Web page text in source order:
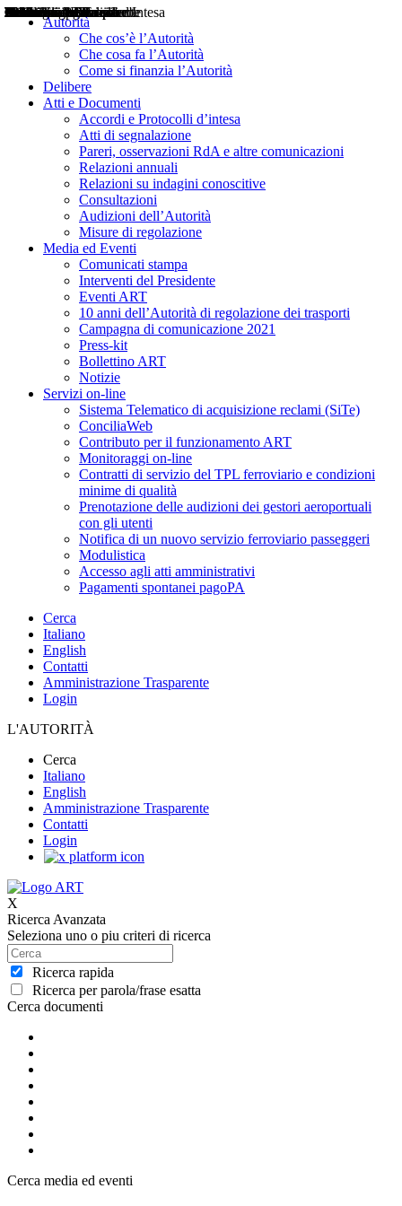
Autorità
Che cos’è l’Autorità
Che cosa fa l’Autorità
Come si finanzia l’Autorità
Delibere
Atti e Documenti
Accordi e Protocolli d’intesa
Atti di segnalazione
Pareri, osservazioni RdA e altre comunicazioni
Relazioni annuali
Relazioni su indagini conoscitive
Consultazioni
Audizioni dell’Autorità
Misure di regolazione
Media ed Eventi
Comunicati stampa
Interventi del Presidente
Eventi ART
10 anni dell’Autorità di regolazione dei trasporti
Campagna di comunicazione 2021
Press-kit
Bollettino ART
Notizie
Servizi on-line
Sistema Telematico di acquisizione reclami (SiTe)
ConciliaWeb
Contributo per il funzionamento ART
Monitoraggi on-line
Contratti di servizio del TPL ferroviario e condizioni
minime di qualità
Prenotazione delle audizioni dei gestori aeroportuali
con gli utenti
Notifica di un nuovo servizio ferroviario passeggeri
Modulistica
Accesso agli atti amministrativi
Pagamenti spontanei pagoPA
Cerca
Italiano
English
Contatti
Amministrazione Trasparente
Login
L'AUTORITÀ
Cerca
Italiano
English
Amministrazione Trasparente
Contatti
Login
X
Ricerca Avanzata
Seleziona uno o piu criteri di ricerca
Ricerca rapida
Ricerca per parola/frase esatta
Cerca documenti
Delibere
Pareri
Consultazioni
Audizioni
Atti di Segnalazione
Accordi e Protocolli d'Intesa
Relazioni annuali
Misure di regolazione
Cerca media ed eventi
Notizie
Comunicati Stampa
Bollettini ART
Convegni ART
Interviste del Presidente
Articoli in primo piano
Interventi del Presidente
2004
2005
2010
2013
2014
2015
2016
2017
2018
2019
202
2020
2021
2022
2023
2024
2025
2026
Aereo
Marittimo
Terrestre